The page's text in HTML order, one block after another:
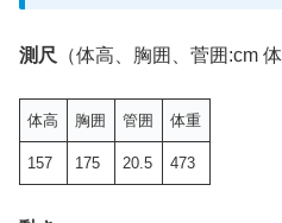
測尺 （体高、胸囲、菅囲:cm 体
体高 胸囲 管囲 体重
157 175 20.5 473